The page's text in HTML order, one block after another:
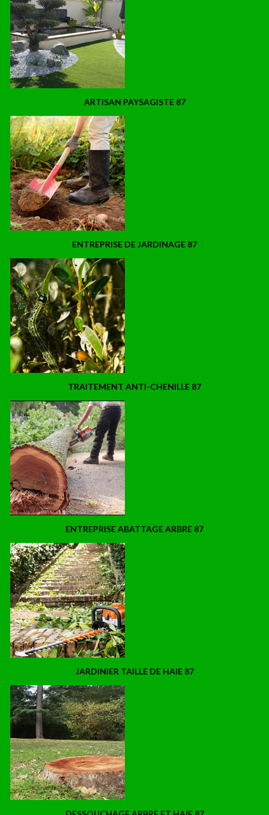
ARTISAN PAYSAGISTE 87
ENTREPRISE DE JARDINAGE 87
TRAITEMENT ANTI-CHENILLE 87
ENTREPRISE ABATTAGE ARBRE 87
JARDINIER TAILLE DE HAIE 87